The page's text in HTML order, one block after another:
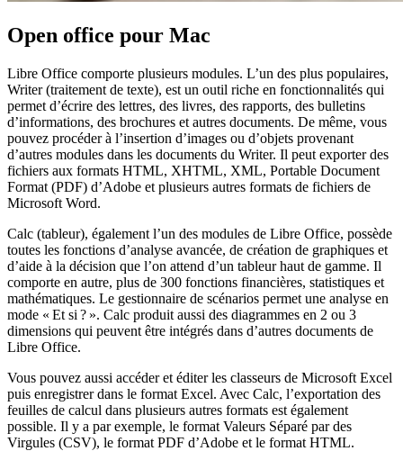
Open office pour Mac
Libre Office comporte plusieurs modules. L’un des plus populaires,
Writer (traitement de texte), est un outil riche en fonctionnalités qui
permet d’écrire des lettres, des livres, des rapports, des bulletins
d’informations, des brochures et autres documents. De même, vous
pouvez procéder à l’insertion d’images ou d’objets provenant
d’autres modules dans les documents du Writer. Il peut exporter des
fichiers aux formats HTML, XHTML, XML, Portable Document
Format (PDF) d’Adobe et plusieurs autres formats de fichiers de
Microsoft Word.
Calc (tableur), également l’un des modules de Libre Office, possède
toutes les fonctions d’analyse avancée, de création de graphiques et
d’aide à la décision que l’on attend d’un tableur haut de gamme. Il
comporte en autre, plus de 300 fonctions financières, statistiques et
mathématiques. Le gestionnaire de scénarios permet une analyse en
mode « Et si ? ». Calc produit aussi des diagrammes en 2 ou 3
dimensions qui peuvent être intégrés dans d’autres documents de
Libre Office.
Vous pouvez aussi accéder et éditer les classeurs de Microsoft Excel
puis enregistrer dans le format Excel. Avec Calc, l’exportation des
feuilles de calcul dans plusieurs autres formats est également
possible. Il y a par exemple, le format Valeurs Séparé par des
Virgules (CSV), le format PDF d’Adobe et le format HTML.